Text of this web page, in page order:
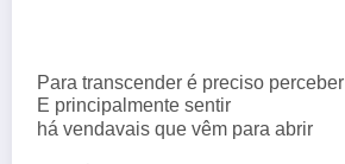
Para transcender é preciso perceber
E principalmente sentir
há vendavais que vêm para abrir